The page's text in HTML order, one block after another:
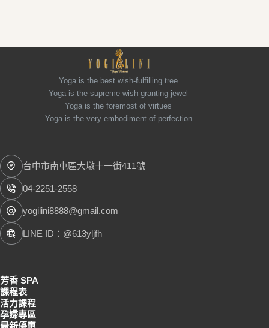
Yoga is the best wish-fulfilling tree
Yoga is the supreme wish granting jewel
Yoga is the foremost of virtues
Yoga is the very embodiment of perfection
台中市南屯區大墩十一街411號
04-2251-2558
yogilini8888@gmail.com
LINE ID：@613yljfh
芳香 SPA
課程表
活力課程
孕婦專區
最新優惠